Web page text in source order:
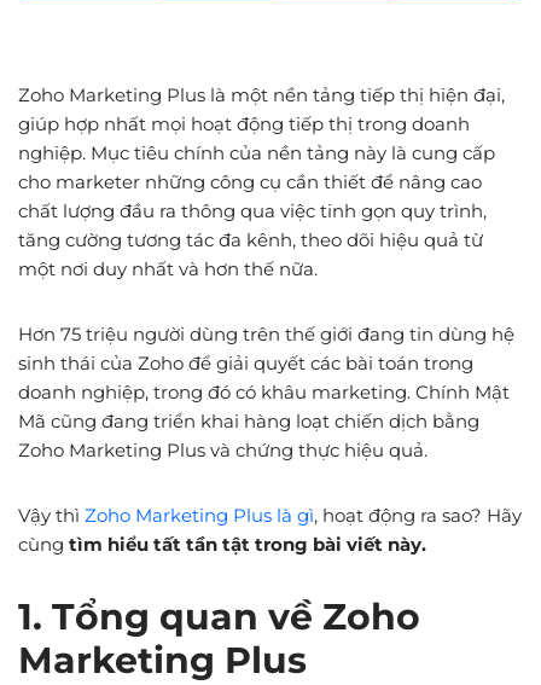
Zoho Marketing Plus là một nền tảng tiếp thị hiện đại,
giúp hợp nhất mọi hoạt động tiếp thị trong doanh
nghiệp. Mục tiêu chính của nền tảng này là cung cấp
cho marketer những công cụ cần thiết để nâng cao
chất lượng đầu ra thông qua việc tinh gọn quy trình,
tăng cường tương tác đa kênh, theo dõi hiệu quả từ
một nơi duy nhất và hơn thế nữa.
Hơn 75 triệu người dùng trên thế giới đang tin dùng hệ
sinh thái của Zoho để giải quyết các bài toán trong
doanh nghiệp, trong đó có khâu marketing. Chính Mật
Mã cũng đang triển khai hàng loạt chiến dịch bằng
Zoho Marketing Plus và chứng thực hiệu quả.
Vậy thì Zoho Marketing Plus là gì, hoạt động ra sao? Hãy
cùng tìm hiểu tất tần tật trong bài viết này.
1. Tổng quan về Zoho
Marketing Plus